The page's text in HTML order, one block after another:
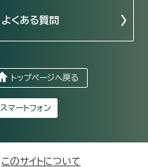
よくある質問
トップページへ戻る
スマートフォン
このサイトについて